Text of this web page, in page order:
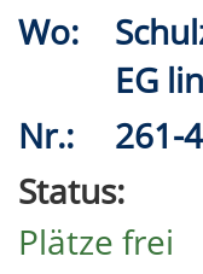
Wo:
EG
Nr.:
261-
Status:
Plätze frei